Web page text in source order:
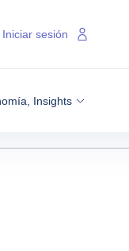
Insights
Iniciar sesión